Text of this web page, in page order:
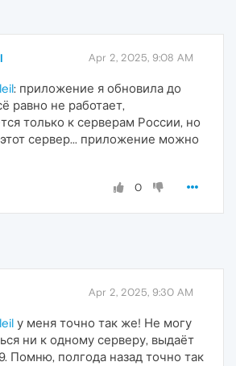
Apr 2, 2025, 9:08 AM
: приложение я обновила до
равно не работает,
только к серверам России, но
сервер... приложение можно
0
Apr 2, 2025, 9:30 AM
у меня точно так же! Не могу
ни к одному серверу, выдаёт
Помню, полгода назад точно так